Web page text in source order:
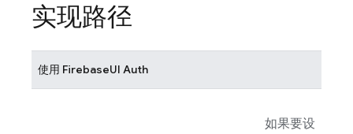
实现路径
使用 FirebaseUI Auth
如果要设